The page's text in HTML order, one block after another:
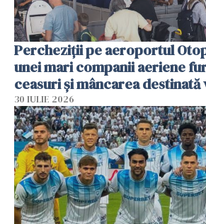
Percheziții pe aeroportul
unei mari companii aeriene
ceasuri și mâncarea destinată
30 IULIE 2026